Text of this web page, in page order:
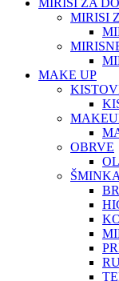
MIRISI ZA
MIRISI
MAKE UP
OBRVE